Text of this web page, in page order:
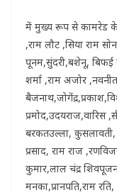
में मुख्य रूप से कामरेड के
,राम लौट ,सिया राम
पूनम,सुंदरी,बशेनू, बिफई
शर्मा ,राम अजोर
प्रमोद,उदयराज,वारिस
बरकतउल्ला, कुसलावती,
प्रसाद, राम राज
कुमार,लाल चंद्र
मनका,प्रानपति,राम